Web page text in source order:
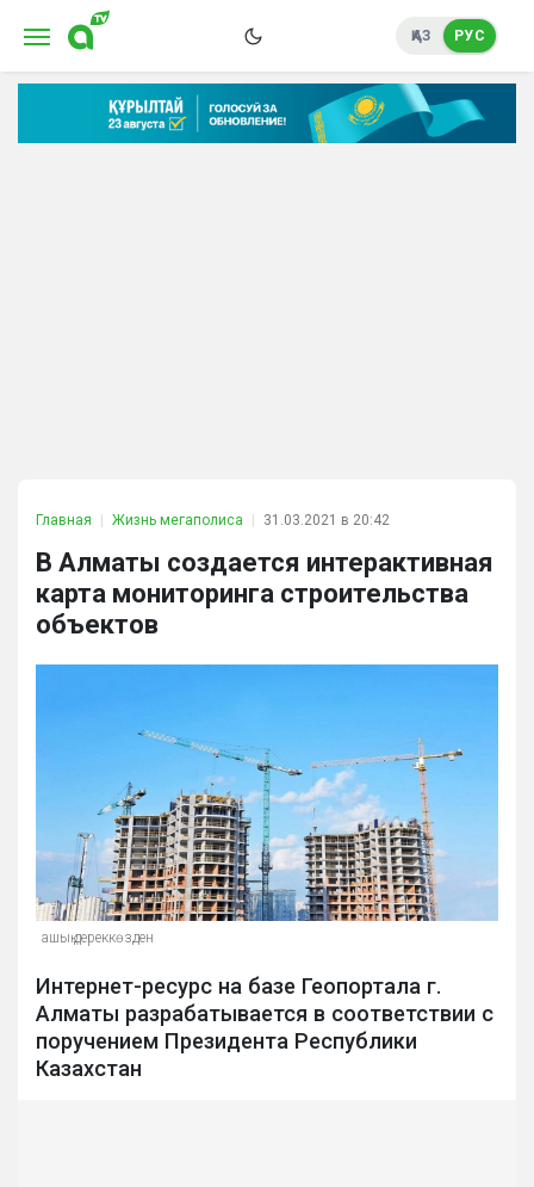
ҚАЗ РУС
Главная Жизнь мегаполиса 31.03.2021 в 20:42
В Алматы создается интерактивная
карта мониторинга строительства
объектов
ашық дереккөзден
Интернет-ресурс на базе Геопортала г.
Алматы разрабатывается в соответствии с
поручением Президента Республики
Казахстан